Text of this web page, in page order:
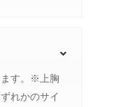
ます。※上胸
れかのサイ